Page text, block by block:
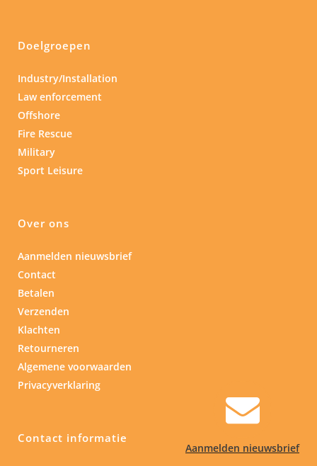
Aanmelden nieuwsbrief
Doelgroepen
Industry/Installation
Law enforcement
Offshore
Fire Rescue
Military
Sport Leisure
Over ons
Aanmelden nieuwsbrief
Contact
Betalen
Verzenden
Klachten
Retourneren
Algemene voorwaarden
Privacyverklaring
Contact informatie